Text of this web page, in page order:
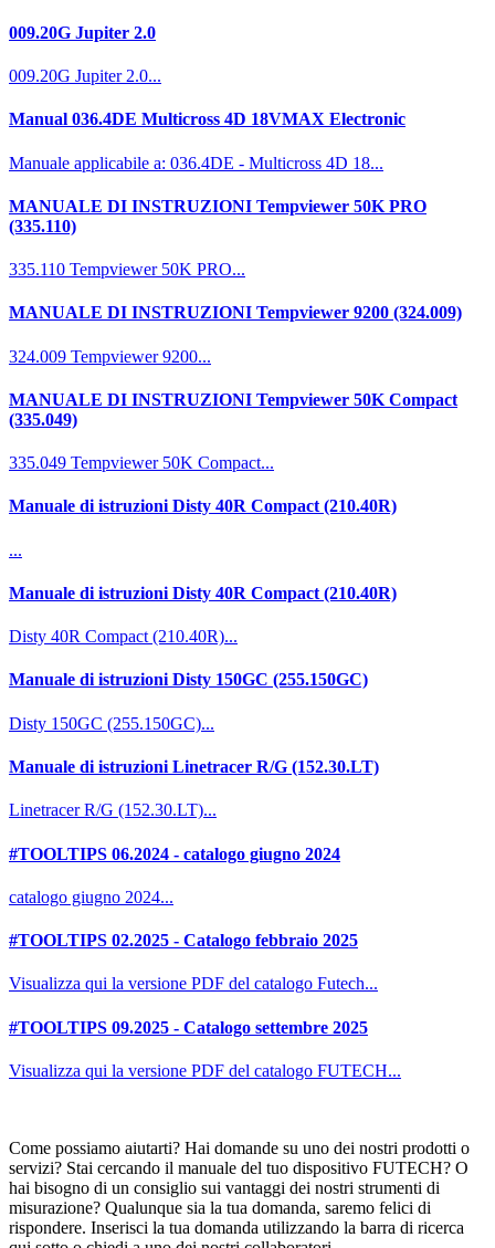
009.20G Jupiter 2.0
009.20G Jupiter 2.0...
Manual 036.4DE Multicross 4D 18VMAX Electronic
Manuale applicabile a: 036.4DE - Multicross 4D 18...
MANUALE DI INSTRUZIONI Tempviewer 50K PRO
(335.110)
335.110 Tempviewer 50K PRO...
MANUALE DI INSTRUZIONI Tempviewer 9200 (324.009)
324.009 Tempviewer 9200...
MANUALE DI INSTRUZIONI Tempviewer 50K Compact
(335.049)
335.049 Tempviewer 50K Compact...
Manuale di istruzioni Disty 40R Compact (210.40R)
...
Manuale di istruzioni Disty 40R Compact (210.40R)
Disty 40R Compact (210.40R)...
Manuale di istruzioni Disty 150GC (255.150GC)
Disty 150GC (255.150GC)...
Manuale di istruzioni Linetracer R/G (152.30.LT)
Linetracer R/G (152.30.LT)...
#TOOLTIPS 06.2024 - catalogo giugno 2024
catalogo giugno 2024...
#TOOLTIPS 02.2025 - Catalogo febbraio 2025
Visualizza qui la versione PDF del catalogo Futech...
#TOOLTIPS 09.2025 - Catalogo settembre 2025
Visualizza qui la versione PDF del catalogo FUTECH...
Come possiamo aiutarti? Hai domande su uno dei nostri prodotti o
servizi? Stai cercando il manuale del tuo dispositivo FUTECH? O
hai bisogno di un consiglio sui vantaggi dei nostri strumenti di
misurazione? Qualunque sia la tua domanda, saremo felici di
rispondere. Inserisci la tua domanda utilizzando la barra di ricerca